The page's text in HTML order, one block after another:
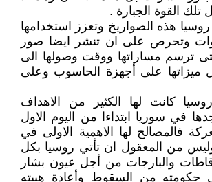
القوة الجبارة .
هذه الصواريخ وتعزز استخدامها
وتحرص على ان تنشر ايضا صور
حتى ترسم مساراتها ووقت وصولها الى
ميزاتها على أجهزة الحاسوب وعلى
كانت لها الكثير من الاهداف
في سوريا ابتداءا من اليوم الاول
فالمصالح لها الاهمية الاولى في
من المعقول ان تأتي روسيا بكل
والبارجات من أجل عيون بشار
حكومته من السقوط وأعادة هيبته